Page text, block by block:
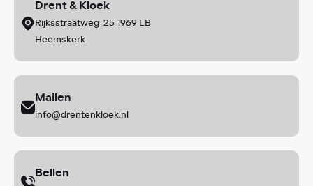
Drent & Kloek
Rijksstraatweg 25 1969 LB
Heemskerk
Mailen
info@drentenkloek.nl
Bellen